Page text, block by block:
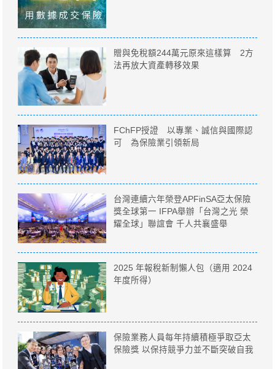
贈與免稅額244萬元原來這樣算 2方
法再放大資產轉移效果
FChFP授證 以專業、誠信與國際認
可 為保險業引領新局
台灣連續六年榮登APFinSA亞太保險
獎全球第一 IFPA舉辦「台灣之光 榮
耀全球」聯誼會 千人共襄盛舉
2025 年報稅新制懶人包（適用 2024
年度所得）
保險業務人員每年持續積極爭取亞太
保險獎 以保持競爭力並不斷突破自我